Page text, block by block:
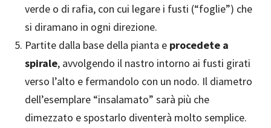
verde o di rafia, con cui legare i fusti (“foglie”) che
si diramano in ogni direzione.
Partite dalla base della pianta e procedete a
spirale, avvolgendo il nastro intorno ai fusti girati
verso l’alto e fermandolo con un nodo. Il diametro
dell’esemplare “insalamato” sarà più che
dimezzato e spostarlo diventerà molto semplice.